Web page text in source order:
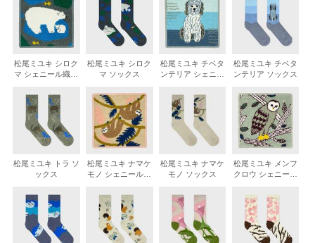
松尾ミユキ シロク
マ シェニール織ハ
松尾ミユキ シロク
マ ソックス
松尾ミユキ チベタ
ンテリア シェニー
松尾ミユキ チベタ
ンテリア ソックス
松尾ミユキ トラ ソ
ックス
松尾ミユキ ナマケ
モノ シェニール織
松尾ミユキ ナマケ
モノ ソックス
松尾ミユキ メンフ
クロウ シェニール